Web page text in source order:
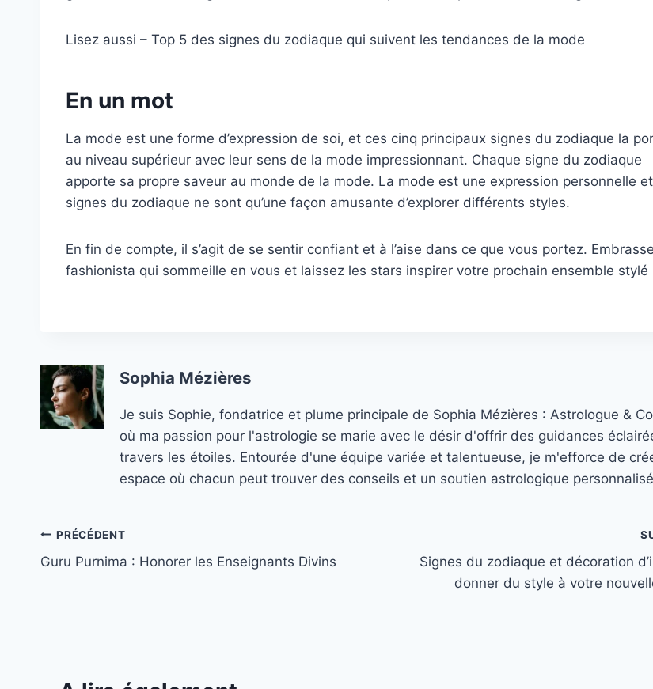
Lisez aussi – Top 5 des signes du zodiaque qui suivent les tendances de la mode
En un mot
La mode est une forme d’expression de soi, et ces cinq principaux signes du zodiaque la
au niveau supérieur avec leur sens de la mode impressionnant. Chaque signe du zodiaque
apporte sa propre saveur au monde de la mode. La mode est une expression personnelle
signes du zodiaque ne sont qu’une façon amusante d’explorer différents styles.
En fin de compte, il s’agit de se sentir confiant et à l’aise dans ce que vous portez.
fashionista qui sommeille en vous et laissez les stars inspirer votre prochain ensemble stylé
Sophia Mézières
Je suis Sophie, fondatrice et plume principale de Sophia Mézières : Astrologue &
où ma passion pour l'astrologie se marie avec le désir d'offrir des guidances
travers les étoiles. Entourée d'une équipe variée et talentueuse, je m'efforce de
espace où chacun peut trouver des conseils et un soutien astrologique
Navigation
de
PRÉCÉDENT
Guru Purnima : Honorer les Enseignants Divins
Signes du zodiaque et décoration
donner du style à votre